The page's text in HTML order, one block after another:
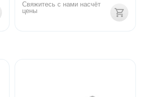
Свяжитесь с нами насчёт
цены